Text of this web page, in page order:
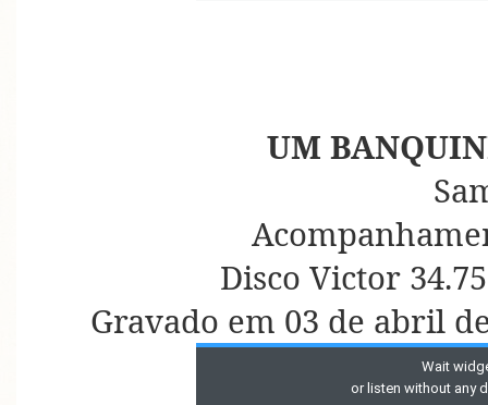
UM
Disco Victor
Gravado em 03 de abril